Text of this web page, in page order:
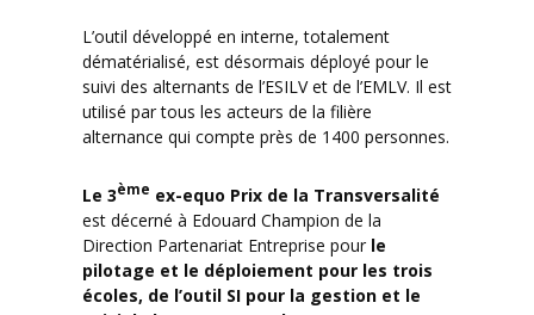
L’outil développé en interne, totalement
dématérialisé, est désormais déployé pour le
suivi des alternants de l’ESILV et de l’EMLV. Il est
utilisé par tous les acteurs de la filière
alternance qui compte près de 1400 personnes.
Le 3ème ex-equo Prix de la Transversalité
est décerné à Edouard Champion de la
Direction Partenariat Entreprise pour le
pilotage et le déploiement pour les trois
écoles, de l’outil SI pour la gestion et le